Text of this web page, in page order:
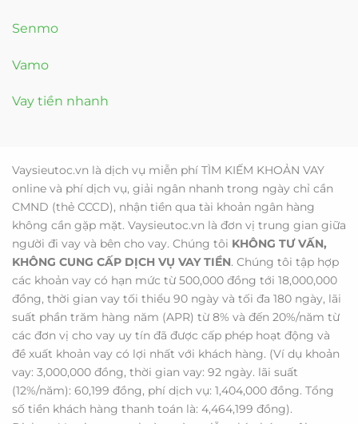
Senmo
Vamo
Vay tiền nhanh
Vaysieutoc.vn là dịch vụ miễn phí TÌM KIẾM KHOẢN VAY
online và phí dịch vụ, giải ngân nhanh trong ngày chỉ cần
CMND (thẻ CCCD), nhận tiền qua tài khoản ngân hàng
không cần gặp mặt. Vaysieutoc.vn là đơn vị trung gian giữa
người đi vay và bên cho vay. Chúng tôi KHÔNG TƯ VẤN,
KHÔNG CUNG CẤP DỊCH VỤ VAY TIỀN. Chúng tôi tập hợp
các khoản vay có hạn mức từ 500,000 đồng tới 18,000,000
đồng, thời gian vay tối thiểu 90 ngày và tối đa 180 ngày, lãi
suất phần trăm hàng năm (APR) từ 8% và đến 20%/năm từ
các đơn vị cho vay uy tín đã được cấp phép hoạt động và
đề xuất khoản vay có lợi nhất với khách hàng. (Ví dụ khoản
vay: 3,000,000 đồng, thời gian vay: 92 ngày. lãi suất
(12%/năm): 60,199 đồng, phí dịch vụ: 1,404,000 đồng. Tổng
số tiền khách hàng thanh toán là: 4,464,199 đồng).